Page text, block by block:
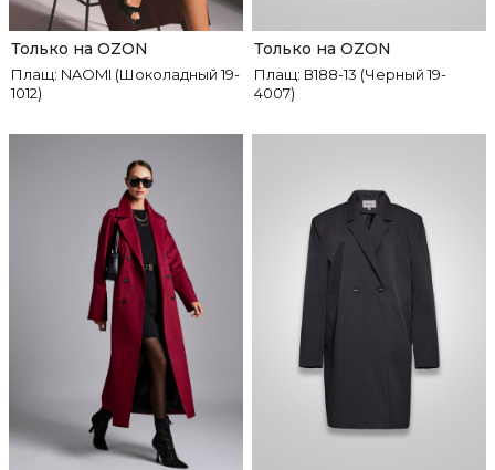
Плащ: NAOMI (Шоколадный 19-
1012)
Только на OZON
Плащ: В188-13 (Черный 19-
4007)
Только на OZON